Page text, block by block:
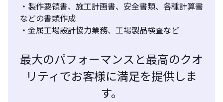
・製作要領書、施工計画書、安全書類、各種計算書
などの書類作成
・金属工場設計協力業務、工場製品検査など
最大のパフォーマンスと最高のクオ
リティでお客様に満足を提供しま
す。